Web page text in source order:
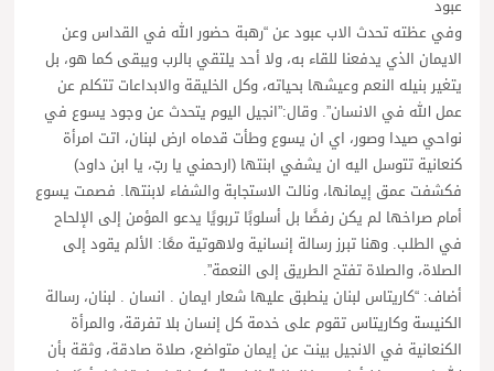
عبود
وفي عظته تحدث الاب عبود عن “رهبة حضور الله في القداس وعن
الايمان الذي يدفعنا للقاء به، ولا أحد يلتقي بالرب ويبقى كما هو، بل
يتغير بنيله النعم وعيشها بحياته، وكل الخليقة والابداعات تتكلم عن
عمل الله في الانسان”. وقال:”انجيل اليوم يتحدث عن وجود يسوع في
نواحي صيدا وصور، اي ان يسوع وطأت قدماه ارض لبنان، اتت امرأة
كنعانية تتوسل اليه ان يشفي ابنتها (ارحمني يا ربّ، يا ابن داود)
فكشفت عمق إيمانها، ونالت الاستجابة والشفاء لابنتها. فصمت يسوع
أمام صراخها لم يكن رفضًا بل أسلوبًا تربويًا يدعو المؤمن إلى الإلحاح
في الطلب. وهنا تبرز رسالة إنسانية ولاهوتية معًا: الألم يقود إلى
الصلاة، والصلاة تفتح الطريق إلى النعمة”.
أضاف: “كاريتاس لبنان ينطبق عليها شعار ايمان . انسان . لبنان، رسالة
الكنيسة وكاريتاس تقوم على خدمة كل إنسان بلا تفرقة، والمرأة
الكنعانية في الانجيل بينت عن إيمان متواضع، صلاة صادقة، وثقة بأن